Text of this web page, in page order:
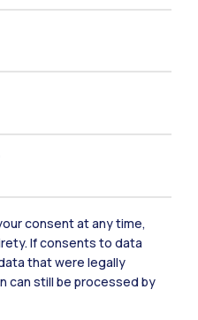
consent at any time,
If consents to data
that were legally
can still be processed by